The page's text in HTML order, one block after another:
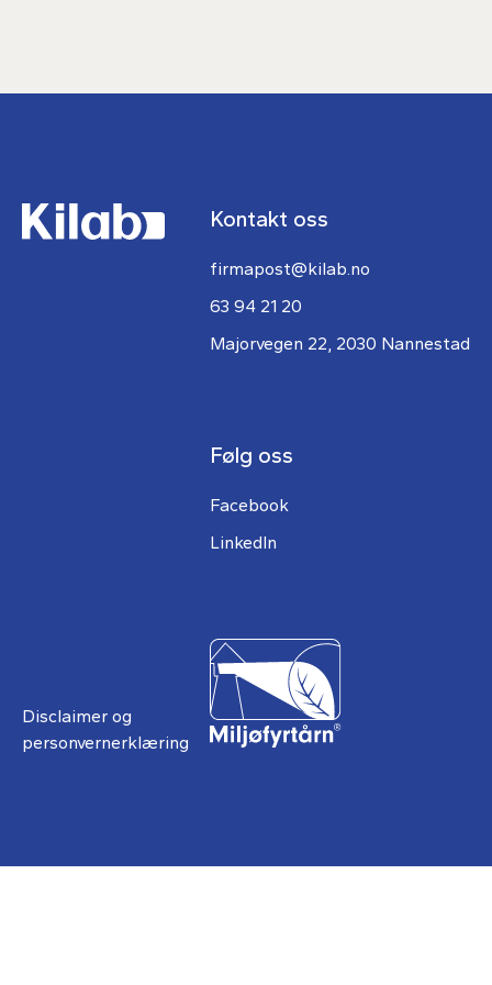
Kontakt oss
firmapost@kilab.no
63 94 21 20
Majorvegen 22, 2030 Nannestad
Følg oss
Facebook
LinkedIn
Disclaimer og
personvernerklæring